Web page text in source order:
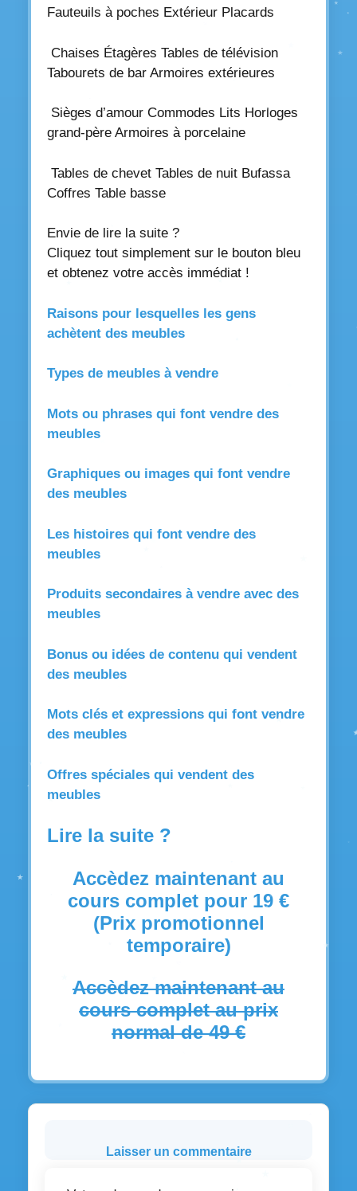
Fauteuils à poches Extérieur Placards
Chaises Étagères Tables de télévision
Tabourets de bar Armoires extérieures
Sièges d’amour Commodes Lits Horloges
grand-père Armoires à porcelaine
Tables de chevet Tables de nuit Bufassa
Coffres Table basse
Envie de lire la suite ?
Cliquez tout simplement sur le bouton bleu
et obtenez votre accès immédiat !
Raisons pour lesquelles les gens
achètent des meubles
Types de meubles à vendre
Mots ou phrases qui font vendre des
meubles
Graphiques ou images qui font vendre
des meubles
Les histoires qui font vendre des
meubles
Produits secondaires à vendre avec des
meubles
Bonus ou idées de contenu qui vendent
des meubles
Mots clés et expressions qui font vendre
des meubles
Offres spéciales qui vendent des
meubles
Lire la suite ?
Accèdez maintenant au
cours complet pour 19 €
(Prix promotionnel
temporaire)
Accèdez maintenant au
cours complet au prix
normal de 49 €
Laisser un commentaire